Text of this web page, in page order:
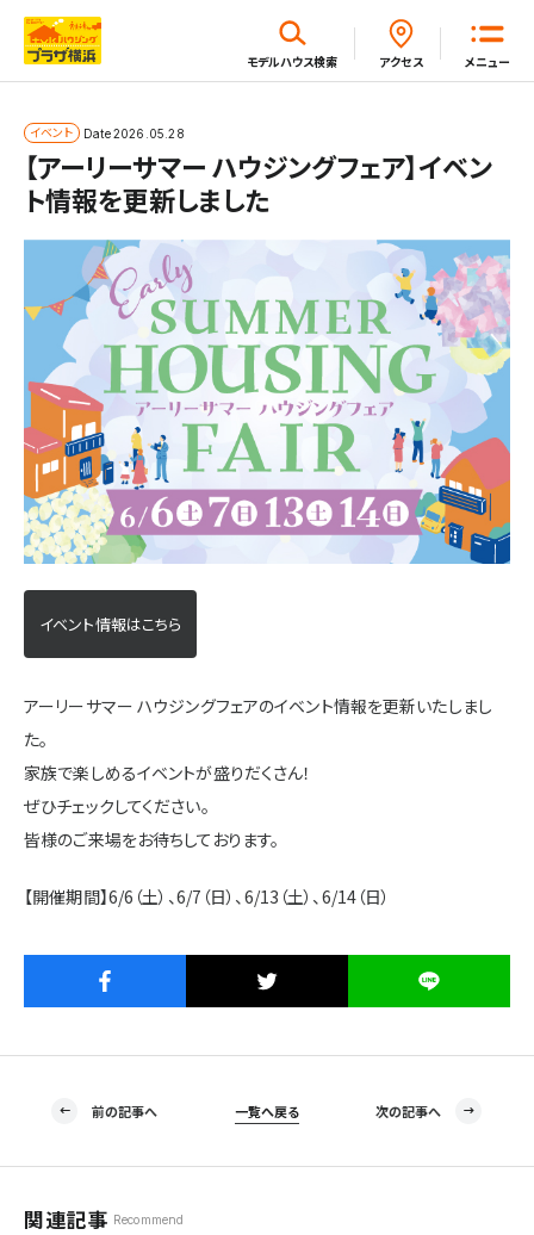
メニュー
モデルハウス検索 アクセス
イベント Date2026.05.28
【アーリーサマー ハウジングフェア】イベン
ト情報を更新しました
イベント情報はこちら
アーリーサマー ハウジングフェアのイベント情報を更新いたしまし
た。
家族で楽しめるイベントが盛りだくさん！
ぜひチェックしてください。
皆様のご来場をお待ちしております。
【開催期間】6/6（土）、6/7（日）、6/13（土）、6/14（日）
前の記事へ 一覧へ戻る 次の記事へ
関連記事 Recommend
閉じる
ホーム
モデルハウス一覧
イベント・セミナー・キャンペーン一覧
新着情報一覧
施設・サービス
アクセス
住まいと暮らしのコラム
住宅展示場出展に関するご案内
ハウスメーカーの登録数
31社 55棟
モデルハウス一覧へ